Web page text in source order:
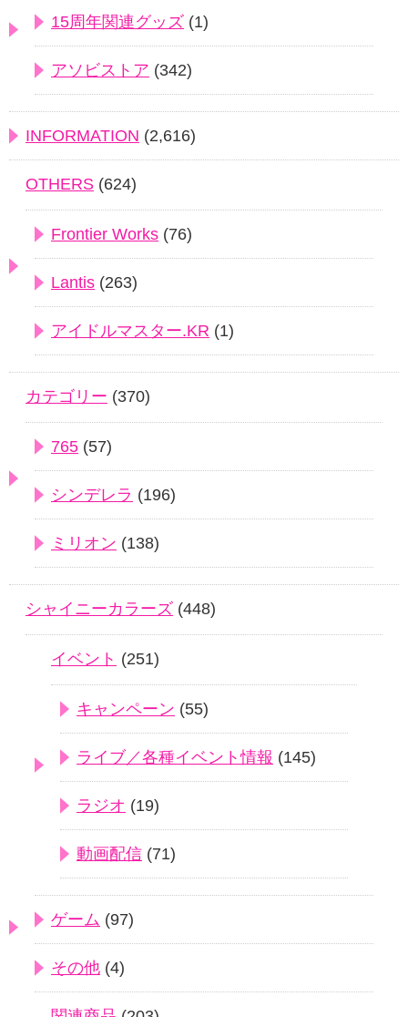
15周年関連グッズ (1)
アソビストア (342)
INFORMATION (2,616)
OTHERS (624)
Frontier Works (76)
Lantis (263)
アイドルマスター.KR (1)
カテゴリー (370)
765 (57)
シンデレラ (196)
ミリオン (138)
シャイニーカラーズ (448)
イベント (251)
キャンペーン (55)
ライブ／各種イベント情報 (145)
ラジオ (19)
動画配信 (71)
ゲーム (97)
その他 (4)